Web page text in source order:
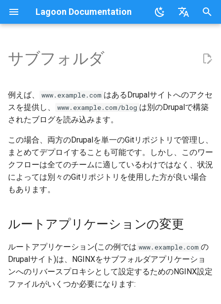
Lagoon Documentation
を
期
化
概要
.lagoon.yml
docker-compose.yml
ビルドとデプロイプロセス
Lagoonの構成要素
グループ
通知
デプロイターゲット
概要
サービスタイプ
Storage Types
環境タイプ
環境変数
環境のアイドリング
ワークフロー
フィーチャーフラグ
Commons
MariaDB
MongoDB
MySQL
Node.js
NGINX
PHP-FPM
Python
概要
MariaDB
NGINX
PHP-cli
Redis
Solr
ルートアプリケーションの変
location_prepend.conf
サブフォルダアプリケーショ
ンの変更
概要
概要
概要
概要
概要
概要
概要
概要
ローカル開発環境
新しいプロジェクトのセット
Webhooksの設定
初回デプロイ
本番環境への移行
概要
Active/Standby
デプロイのトリガー
プライベートリポジトリ
SimpleSAML
プロジェクトのデフォルトユ
Node.jsのグレースフルシャ
LagoonでのXdebugの設定
カスタムタスク
UIの使用
組織との連携
GraphQL
SSH
GraphQL API
ロールベースのアクセス制御
ログの理解
要件
Bulk storage Provisioner
Harborのインストール
Lagoon Coreのインストール
Lagoon Remoteのインストー
ル
GraphQLによるクエリ
Lagoonユーザーの作成
プロジェクトの追加
ドキュメント
行動規範
貢献
Lagoonの開発
テスト
APIデバッグ
行動規範
コミュニティサポート
参加ガイドライン
FAQ
用語集
チュートリアル、ウェビナ
Lagoonの例
Sail on Lagoon
Lagoon CLI
Lagoon Sync
クライアントライブラリ
Policy
2.32.0
2.31.0
2.30.0
2.29.2
2.29.1
2.27.0
2.26.1
サブフォルダ
例えば、 www.example.com はあるDrupalサイトへのアクセ
スを提供し、
www.example.com/blog は別のDrupalで構築
されたブログを読み込みます。
この場合、両方のDrupalを単一のGitリポジトリで管理し、
まとめてデプロイすることも可能です。しかし、このワー
クフローは全てのチームに適しているわけではなく、状況
によっては別々のGitリポジトリを使用した方が良い場合
もあります。
ルートアプリケーションの変更
ルートアプリケーション(この例では www.example.com の
Drupalサイト)は、NGINXをサブフォルダアプリケーショ
ンへのリバースプロキシとして設定するためのNGINX設定
ファイルがいくつか必要になります: